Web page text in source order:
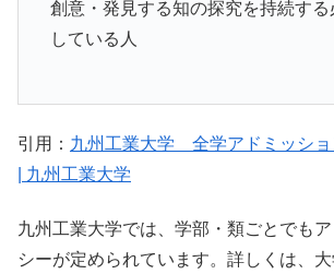
創意・発見する知の探究を持続す
している人
引用： 九州工業大学 全学アドミッショ
| 九州工業大学
九州工業大学では、学部・類ごとでも
シーが定められています。詳しくは、